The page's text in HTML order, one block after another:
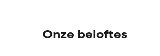
Onze beloftes